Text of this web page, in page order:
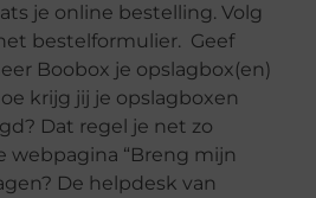
je online bestelling. Volg
bestelformulier. Geef
Boobox je opslagbox(en)
krijg jij je opslagboxen
Dat regel je net zo
webpagina “Breng mijn
De helpdesk van